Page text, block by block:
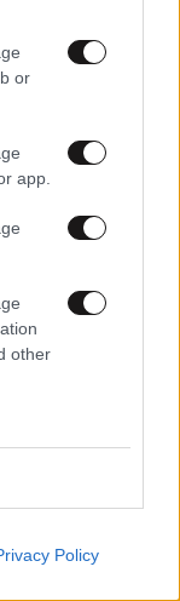
or
app.
other
Policy